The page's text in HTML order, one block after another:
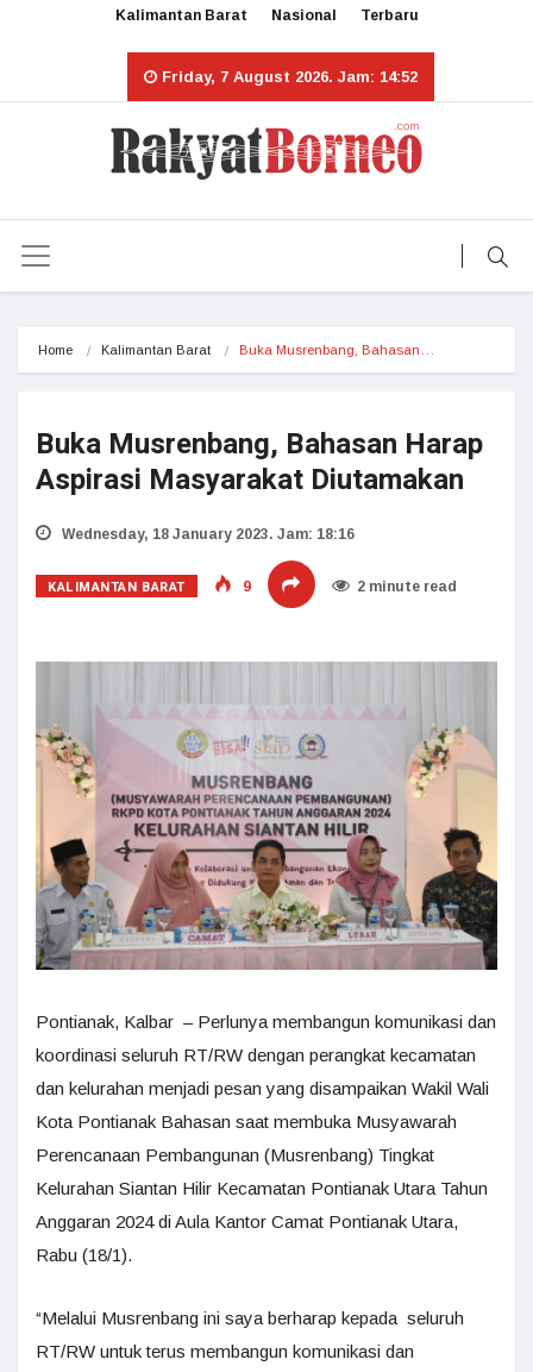
Kalimantan Barat Nasional Terbaru
Friday, 7 August 2026. Jam: 14:52
Home Kalimantan Barat Buka Musrenbang, Bahasan…
Buka Musrenbang, Bahasan Harap
Aspirasi Masyarakat Diutamakan
Wednesday, 18 January 2023. Jam: 18:16
KALIMANTAN BARAT 9 2 minute read
Pontianak, Kalbar – Perlunya membangun komunikasi dan
koordinasi seluruh RT/RW dengan perangkat kecamatan
dan kelurahan menjadi pesan yang disampaikan Wakil Wali
Kota Pontianak Bahasan saat membuka Musyawarah
Perencanaan Pembangunan (Musrenbang) Tingkat
Kelurahan Siantan Hilir Kecamatan Pontianak Utara Tahun
Anggaran 2024 di Aula Kantor Camat Pontianak Utara,
Rabu (18/1).
“Melalui Musrenbang ini saya berharap kepada seluruh
RT/RW untuk terus membangun komunikasi dan